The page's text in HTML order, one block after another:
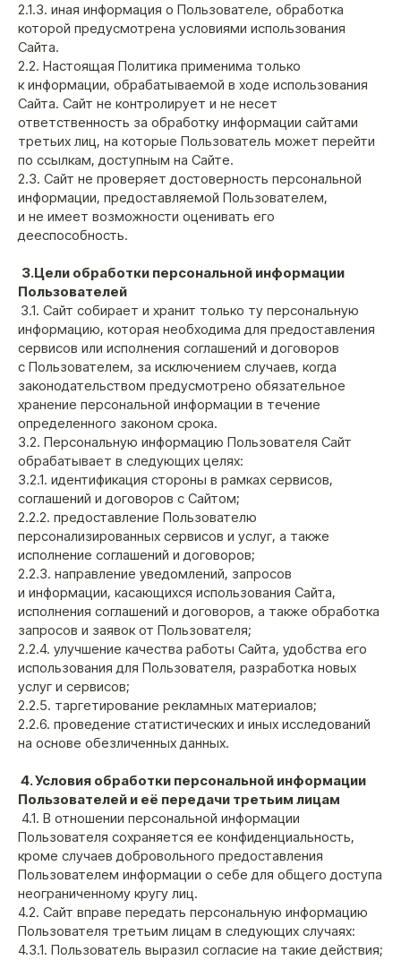
2.1.3. иная информация о Пользователе, обработка
которой предусмотрена условиями использования
Сайта.
2.2. Настоящая Политика применима только
к информации, обрабатываемой в ходе использования
Сайта. Сайт не контролирует и не несет
ответственность за обработку информации сайтами
третьих лиц, на которые Пользователь может перейти
по ссылкам, доступным на Сайте.
2.3. Сайт не проверяет достоверность персональной
информации, предоставляемой Пользователем,
и не имеет возможности оценивать его
дееспособность.
3.Цели обработки персональной информации
Пользователей
3.1. Сайт собирает и хранит только ту персональную
информацию, которая необходима для предоставления
сервисов или исполнения соглашений и договоров
с Пользователем, за исключением случаев, когда
законодательством предусмотрено обязательное
хранение персональной информации в течение
определенного законом срока.
3.2. Персональную информацию Пользователя Сайт
обрабатывает в следующих целях:
3.2.1. идентификация стороны в рамках сервисов,
соглашений и договоров с Сайтом;
2.2.2. предоставление Пользователю
персонализированных сервисов и услуг, а также
исполнение соглашений и договоров;
2.2.3. направление уведомлений, запросов
и информации, касающихся использования Сайта,
исполнения соглашений и договоров, а также обработка
запросов и заявок от Пользователя;
2.2.4. улучшение качества работы Сайта, удобства его
использования для Пользователя, разработка новых
услуг и сервисов;
2.2.5. таргетирование рекламных материалов;
2.2.6. проведение статистических и иных исследований
на основе обезличенных данных.
4. Условия обработки персональной информации
Пользователей и её передачи третьим лицам
4.1. В отношении персональной информации
Пользователя сохраняется ее конфиденциальность,
кроме случаев добровольного предоставления
Пользователем информации о себе для общего доступа
неограниченному кругу лиц.
4.2. Сайт вправе передать персональную информацию
Пользователя третьим лицам в следующих случаях:
4.3.1. Пользователь выразил согласие на такие действия;